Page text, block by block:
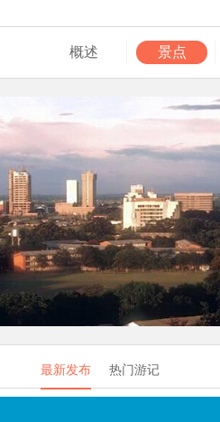
概述 景点
最新发布 热门游记